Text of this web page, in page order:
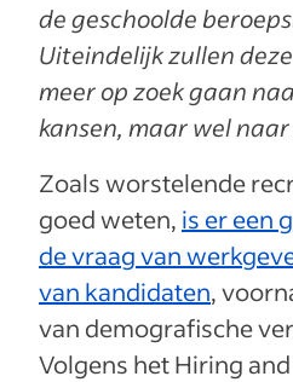
de geschoolde
Uiteindelijk zullen
meer op zoek gaan
kansen, maar wel
Zoals worstelende
goed weten, is er een
de vraag van
van kandidaten,
van demografische
Volgens het Hiring